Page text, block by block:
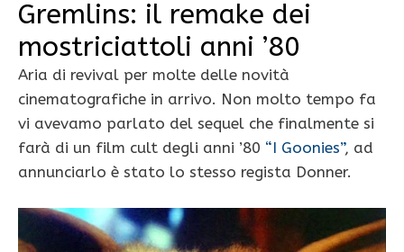
Gremlins: il remake dei
mostriciattoli anni ’80
Aria di revival per molte delle novità
cinematografiche in arrivo. Non molto tempo fa
vi avevamo parlato del sequel che finalmente si
farà di un film cult degli anni ’80 “I Goonies”, ad
annunciarlo è stato lo stesso regista Donner.